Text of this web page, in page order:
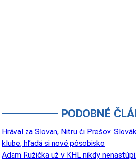
PODOBNÉ
Hrával za Slovan, Nitru či Prešov.
klube, hľadá si nové pôsobisko
Adam Ružička už v KHL nikdy